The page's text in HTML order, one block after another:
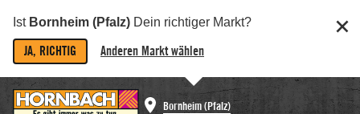
Ist Bornheim (Pfalz) Dein richtiger Markt?
JA, RICHTIG Anderen Markt wählen
Bornheim (Pfalz)